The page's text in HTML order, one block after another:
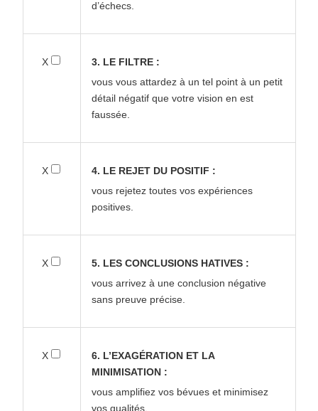
d’échecs.
X
3. LE FILTRE :
vous vous attardez à un tel point à un petit
détail négatif que votre vision en est
faussée.
X
4. LE REJET DU POSITIF :
vous rejetez toutes vos expériences
positives.
X
5. LES CONCLUSIONS HATIVES :
vous arrivez à une conclusion négative
sans preuve précise.
X
6. L’EXAGÉRATION ET LA
MINIMISATION :
vous amplifiez vos bévues et minimisez
vos qualités.